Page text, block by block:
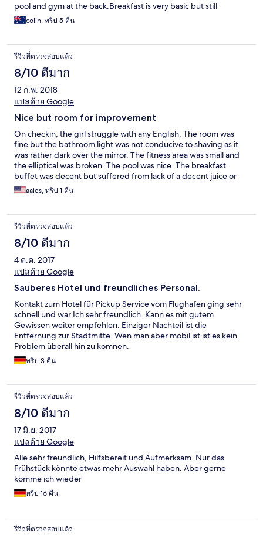
pool and gym at the back.Breakfast is very basic but still
satisfying.All the staff are very helpful but there english is a bit
weak---but all in all a great stay
colin, ทริป 5 คืน
รีวิวที่ตรวจสอบแล้ว
8/10 ดีมาก
12 ก.พ. 2018
แปลด้วย Google
Nice but room for improvement
On checkin, the girl struggle with any English. The room was
fine but the bathroom light was not conducive to shaving as it
was rather dark over the mirror. The fitness area was small and
the elliptical was broken. The pool was nice. The breakfast
buffet was decent but suffered from lack of a decent juice or
special omelettes, etc. Overall, a nice hotel a bit outside of
town.
aaies, ทริป 1 คืน
รีวิวที่ตรวจสอบแล้ว
8/10 ดีมาก
4 ต.ค. 2017
แปลด้วย Google
Sauberes Hotel und freundliches Personal.
Kontakt zum Hotel für Pickup Service vom Flughafen ging sehr
schnell und war Ich sehr freundlich. Kann es mit gutem
Gewissen weiter empfehlen. Einziger Nachteil ist die
Entfernung zur Stadtmitte. Wen man aber mobil ist ist es kein
Problem überall hin zu komnen.
ทริป 3 คืน
รีวิวที่ตรวจสอบแล้ว
8/10 ดีมาก
17 มิ.ย. 2017
แปลด้วย Google
Alle sehr freundlich, Hilfsbereit und Aufmerksam. Nur das
Frühstück könnte etwas mehr Auswahl haben. Aber gerne
komme ich wieder
ทริป 16 คืน
รีวิวที่ตรวจสอบแล้ว